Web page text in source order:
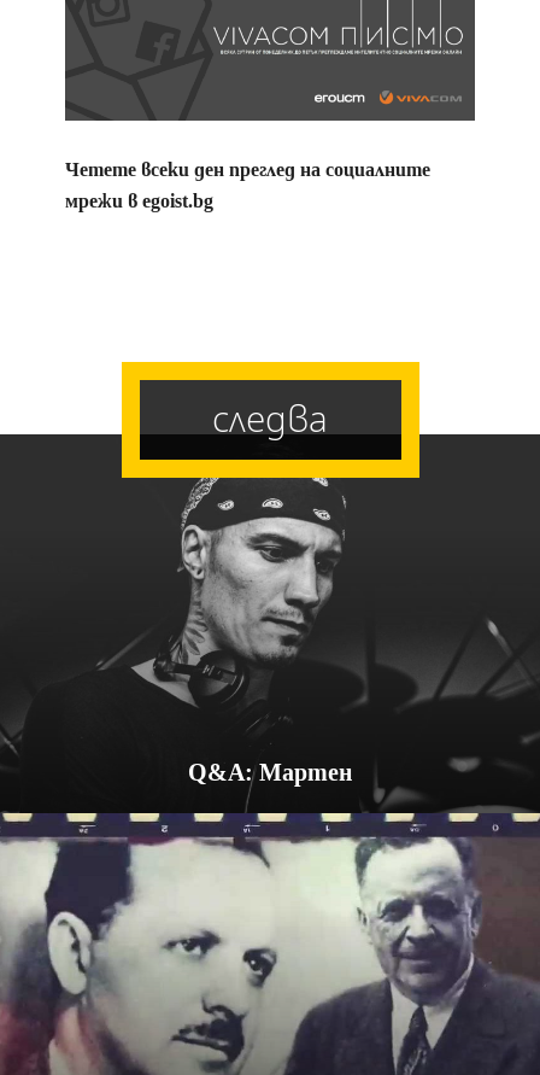
Четете всеки ден преглед на социалните
мрежи в egoist.bg
следва
Q&A: Мартен